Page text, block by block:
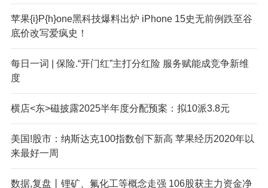
苹果{i}P{h}one黑科技爆料出炉 iPhone 15史无前例跌至谷
底价改写爱疯史！
每日一词 | 保险.“开门红”主打分红险 服务赋能成竞争新维
度
横店<东>磁披露2025半年度分配预案：拟10派3.8元
美国!股市：纳斯达克100指数创下新高 苹果经历2020年以
来最好一周
数据,复盘丨锂矿、氟化工等概念走强 106股获主力资金净